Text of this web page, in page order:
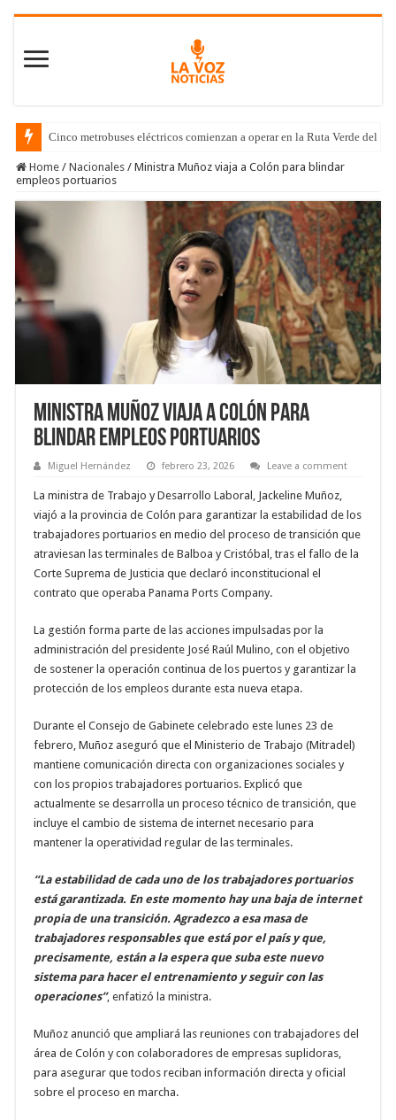
Cinco metrobuses eléctricos comienzan a operar en la Ruta Verde del
Home / Nacionales / Ministra Muñoz viaja a Colón para blindar
empleos portuarios
Ministra Muñoz viaja a Colón para
blindar empleos portuarios
Miguel Hernández febrero 23, 2026 Leave a comment
La ministra de Trabajo y Desarrollo Laboral, Jackeline Muñoz,
viajó a la provincia de Colón para garantizar la estabilidad de los
trabajadores portuarios en medio del proceso de transición que
atraviesan las terminales de Balboa y Cristóbal, tras el fallo de la
Corte Suprema de Justicia que declaró inconstitucional el
contrato que operaba Panama Ports Company.
La gestión forma parte de las acciones impulsadas por la
administración del presidente José Raúl Mulino, con el objetivo
de sostener la operación continua de los puertos y garantizar la
protección de los empleos durante esta nueva etapa.
Durante el Consejo de Gabinete celebrado este lunes 23 de
febrero, Muñoz aseguró que el Ministerio de Trabajo (Mitradel)
mantiene comunicación directa con organizaciones sociales y
con los propios trabajadores portuarios. Explicó que
actualmente se desarrolla un proceso técnico de transición, que
incluye el cambio de sistema de internet necesario para
mantener la operatividad regular de las terminales.
“La estabilidad de cada uno de los trabajadores portuarios
está garantizada. En este momento hay una baja de internet
propia de una transición. Agradezco a esa masa de
trabajadores responsables que está por el país y que,
precisamente, están a la espera que suba este nuevo
sistema para hacer el entrenamiento y seguir con las
operaciones”, enfatizó la ministra.
Muñoz anunció que ampliará las reuniones con trabajadores del
área de Colón y con colaboradores de empresas suplidoras,
para asegurar que todos reciban información directa y oficial
sobre el proceso en marcha.